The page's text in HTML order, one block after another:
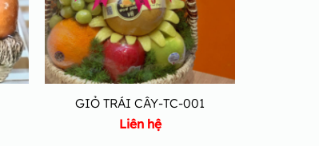
GIỎ TRÁI CÂY-TC-001
Liên hệ